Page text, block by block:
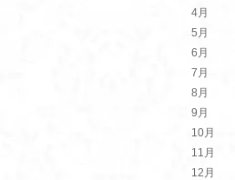
4月
5月
6月
7月
8月
9月
10月
11月
12月